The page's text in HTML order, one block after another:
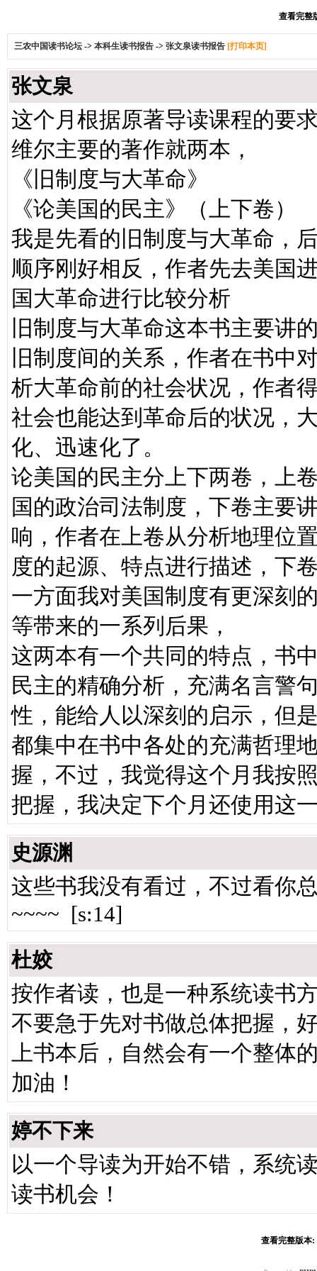
查看完整
三农中国读书论坛 -> 本科生读书报告 -> 张文泉读书报告 [打印本页]
张文泉
这个月根据原著导读课程的要
维尔主要的著作就两本，
《旧制度与大革命》
《论美国的民主》（上下卷）
我是先看的旧制度与大革命，
顺序刚好相反，作者先去美国
国大革命进行比较分析
旧制度与大革命这本书主要讲
旧制度间的关系，作者在书中
析大革命前的社会状况，作者
社会也能达到革命后的状况，
化、迅速化了。
论美国的民主分上下两卷，上
国的政治司法制度，下卷主要
响，作者在上卷从分析地理位
度的起源、特点进行描述，下
一方面我对美国制度有更深刻
等带来的一系列后果，
这两本有一个共同的特点，书
民主的精确分析，充满名言警
性，能给人以深刻的启示，但
都集中在书中各处的充满哲理
握，不过，我觉得这个月我按
把握，我决定下个月还使用这
史源渊
这些书我没有看过，不过看你
~~~~ [s:14]
杜姣
按作者读，也是一种系统读书
不要急于先对书做总体把握，
上书本后，自然会有一个整体
加油！
婷不下来
以一个导读为开始不错，系统
读书机会！
查看完整版本